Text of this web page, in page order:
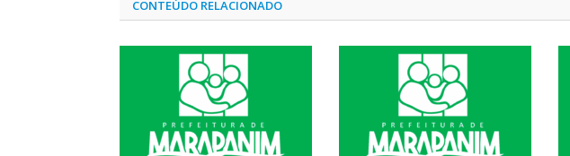
CONTEÚDO RELACIONADO